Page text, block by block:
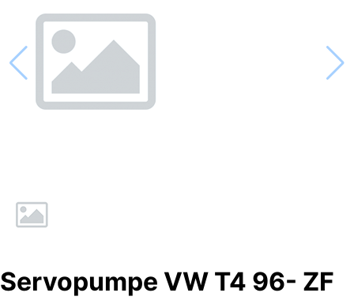
Servopumpe VW T4 96- ZF